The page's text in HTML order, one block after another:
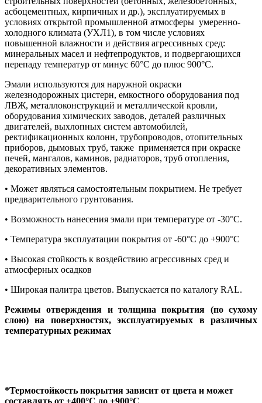
асбоцементных, кирпичных и др.), эксплуатируемых в
условиях открытой промышленной атмосферы умеренно-
холодного климата (УХЛ1), в том числе условиях
повышенной влажности и действия агрессивных сред:
минеральных масел и нефтепродуктов, и подвергающихся
перепаду температур от минус 60°С до плюс 900°С.
Эмали используются для наружной окраски
железнодорожных цистерн, емкостного оборудования под
ЛВЖ, металлоконструкций и металлической кровли,
оборудования химических заводов, деталей различных
двигателей, выхлопных систем автомобилей,
ректификационных колонн, трубопроводов, отопительных
приборов, дымовых труб, также применяется при окраске
печей, мангалов, каминов, радиаторов, труб отопления,
декоративных элементов.
• Может являться самостоятельным покрытием. Не требует
предварительного грунтования.
• Возможность нанесения эмали при температуре от -30°С.
• Температура эксплуатации покрытия от -60°С до +900°С
• Высокая стойкость к воздействию агрессивных сред и
атмосферных осадков
• Широкая палитра цветов. Выпускается по каталогу RAL.
Режимы отверждения и толщина покрытия (по сухому
слою) на поверхностях, эксплуатируемых в различных
температурных режимах
*Термостойкость покрытия зависит от цвета и может
составлять от +400°С до +900°С